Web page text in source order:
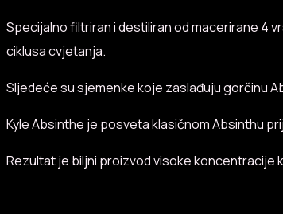
Specijalno filtriran i destiliran od macerirane 4
ciklusa cvjetanja.
Sljedeće su sjemenke koje zaslađuju gorčinu
Kyle Absinthe je posveta klasičnom Absinthu
Rezultat je biljni proizvod visoke koncentracije